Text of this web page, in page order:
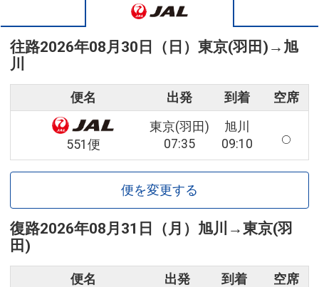
往路2026年08月30日（日） 東京(羽田) → 旭
川
便名 出発 到着 空席
551便
東京(羽田)
07:35
旭川
09:10
便を変更する
復路2026年08月31日（月） 旭川 →東京(羽
田)
便名 出発 到着 空席